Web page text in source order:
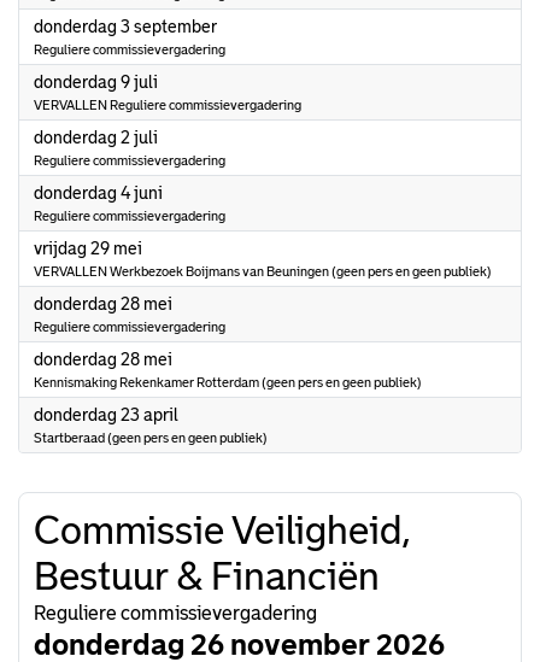
donderdag 3 september2026
Reguliere commissievergadering
donderdag 9 juli
VERVALLEN Reguliere commissievergadering
donderdag 2 juli
Reguliere commissievergadering
donderdag 4 juni
Reguliere commissievergadering
vrijdag 29 mei
VERVALLEN Werkbezoek Boijmans van Beuningen (geen pers en geen publiek)
donderdag 28 mei
Reguliere commissievergadering
donderdag 28 mei
Kennismaking Rekenkamer Rotterdam (geen pers en geen publiek)
donderdag 23 april
Startberaad (geen pers en geen publiek)
Commissie Veiligheid,
Bestuur & Financiën
Reguliere commissievergadering
donderdag 26 november 2026